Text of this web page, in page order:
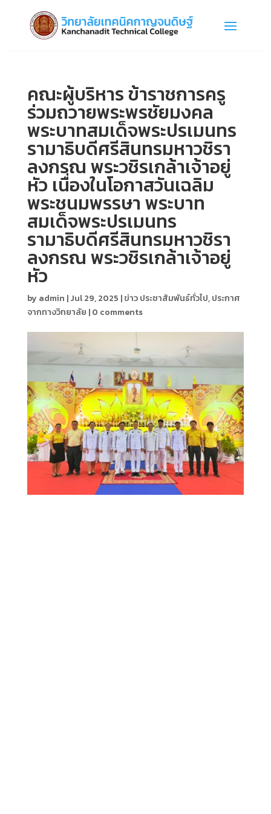
คณะผู้บริหาร ข้าราชการครู
ร่วมถวายพระพรชัยมงคล
พระบาทสมเด็จพระปรเมนทร
รามาธิบดีศรีสินทรมหาวชิรา
ลงกรณ พระวชิรเกล้าเจ้าอยู่
หัว เนื่องในโอกาสวันเฉลิม
พระชนมพรรษา พระบาท
สมเด็จพระปรเมนทร
รามาธิบดีศรีสินทรมหาวชิรา
ลงกรณ พระวชิรเกล้าเจ้าอยู่
หัว
by admin |Jul 29, 2025 |ข่าว ประชาสัมพันธ์ทั่วไป,ประกาศ
จากทางวิทยาลัย |0 comments